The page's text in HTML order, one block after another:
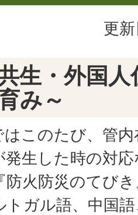
更
生・外国
み～
このたび、管
発生した時の対
防火防災のてび
トガル語、中国